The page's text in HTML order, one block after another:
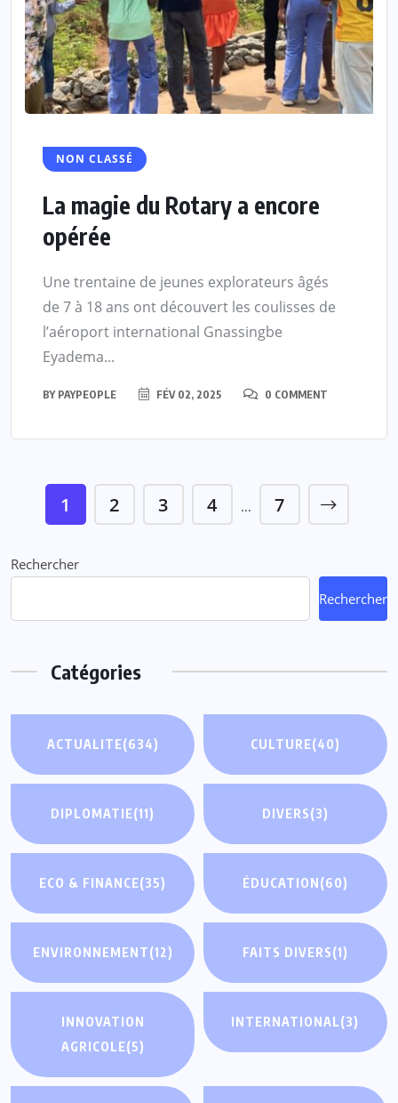
NON CLASSÉ
La magie du Rotary a encore
opérée
Une trentaine de jeunes explorateurs âgés
de 7 à 18 ans ont découvert les coulisses de
l’aéroport international Gnassingbe
Eyadema...
BY PAYPEOPLE FÉV 02, 2025 0 COMMENT
1 2 3 4 … 7
Rechercher
Rechercher
Catégories
ACTUALITE(634) CULTURE(40)
DIPLOMATIE(11) DIVERS(3)
ECO & FINANCE(35) ÉDUCATION(60)
ENVIRONNEMENT(12) FAITS DIVERS(1)
INNOVATION
AGRICOLE(5)
INTERNATIONAL(3)